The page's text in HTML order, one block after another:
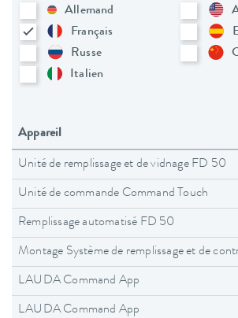
Allemand
Français
Russe
Italien
Appareil
Unité de remplissage et de vidnage FD 50
Unité de commande Command Touch
Remplissage automatisé FD 50
Montage Système de remplissage et de
LAUDA Command App
LAUDA Command App